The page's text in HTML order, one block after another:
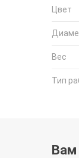
Цвет
Вес
Тип
Вам